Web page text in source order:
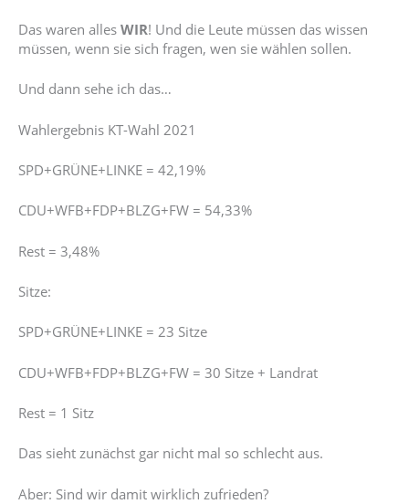
Das waren alles WIR! Und die Leute müssen das wissen
müssen, wenn sie sich fragen, wen sie wählen sollen.
Und dann sehe ich das…
Wahlergebnis KT-Wahl 2021
SPD+GRÜNE+LINKE = 42,19%
CDU+WFB+FDP+BLZG+FW = 54,33%
Rest = 3,48%
Sitze:
SPD+GRÜNE+LINKE = 23 Sitze
CDU+WFB+FDP+BLZG+FW = 30 Sitze + Landrat
Rest = 1 Sitz
Das sieht zunächst gar nicht mal so schlecht aus.
Aber: Sind wir damit wirklich zufrieden?